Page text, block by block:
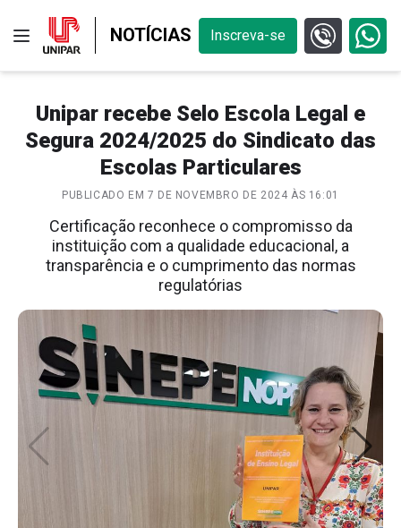
NOTÍCIAS Inscreva-se
Unipar recebe Selo Escola Legal e
Segura 2024/2025 do Sindicato das
Escolas Particulares
PUBLICADO EM 7 DE NOVEMBRO DE 2024 ÀS 16:01
Certificação reconhece o compromisso da
instituição com a qualidade educacional, a
transparência e o cumprimento das normas
regulatórias